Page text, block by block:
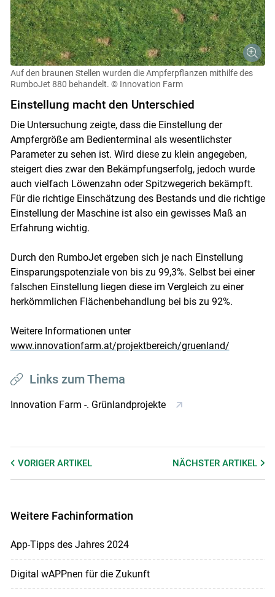
Auf den braunen Stellen wurden die Ampferpflanzen mithilfe des
RumboJet 880 behandelt. © Innovation Farm
Einstellung macht den Unterschied
Die Untersuchung zeigte, dass die Einstellung der
Ampfergröße am Bedienterminal als wesentlichster
Parameter zu sehen ist. Wird diese zu klein angegeben,
steigert dies zwar den Bekämpfungserfolg, jedoch wurde
auch vielfach Löwenzahn oder Spitzwegerich bekämpft.
Für die richtige Einschätzung des Bestands und die richtige
Einstellung der Maschine ist also ein gewisses Maß an
Erfahrung wichtig.
Durch den RumboJet ergeben sich je nach Einstellung
Einsparungspotenziale von bis zu 99,3%. Selbst bei einer
falschen Einstellung liegen diese im Vergleich zu einer
herkömmlichen Flächenbehandlung bei bis zu 92%.
Weitere Informationen unter
www.innovationfarm.at/projektbereich/gruenland/
Links zum Thema
Innovation Farm -. Grünlandprojekte
VORIGER ARTIKEL NÄCHSTERARTIKEL
Weitere Fachinformation
App-Tipps des Jahres 2024
Digital wAPPnen für die Zukunft